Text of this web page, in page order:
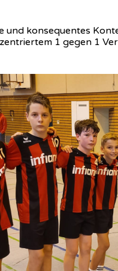
und konsequentes
1 gegen 1